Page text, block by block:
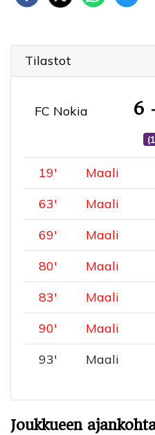
Tilastot
FC Nokia 6
19' Maali
63' Maali
69' Maali
80' Maali
83' Maali
90' Maali
93' Maali
Joukkueen